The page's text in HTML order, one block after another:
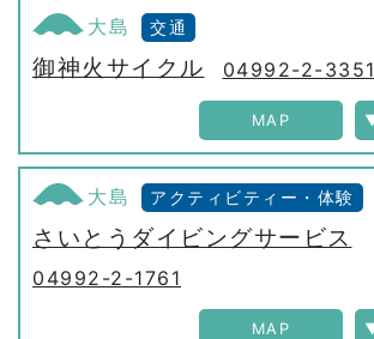
大島 交通
御神火サイクル 04992-2-3351
MAP
大島 アクティビティー・体験
さいとうダイビングサービス
04992-2-1761
MAP